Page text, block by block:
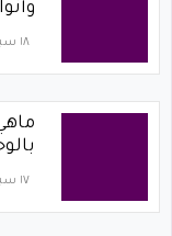
١٨ سبتمبر ٢٠٢٠
١٧ سبتمبر ٢٠٢٠